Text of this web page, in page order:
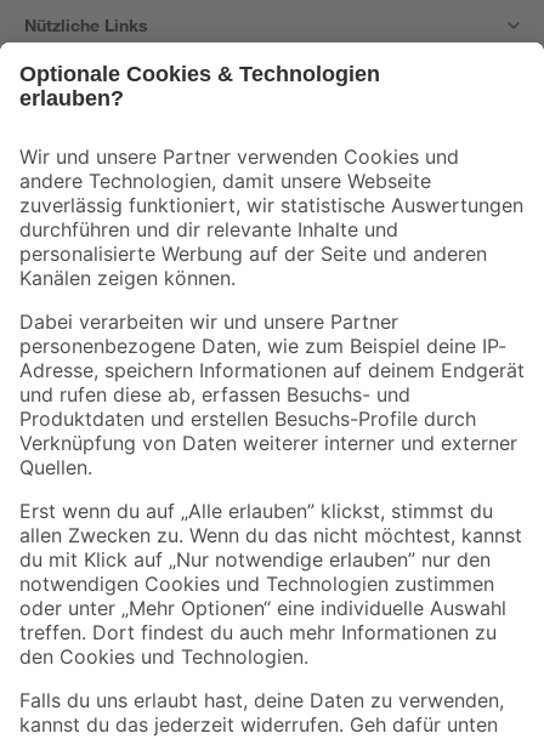
Nützliche Links
Der toom Newsletter: Keine Angebote und Aktionen mehr verpassen!
Zur Newsletter Anmeldung
Folge uns
Zahlungsarten Versandarten
Sicher einkaufen
Jetzt die toom-App herunterladen
Alle Preisangaben in EUR inkl. gesetzl. MwSt.. Die dargestellten Angebote sind unter